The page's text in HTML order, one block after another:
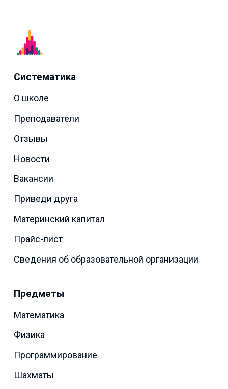
Систематика
О школе
Преподаватели
Отзывы
Новости
Вакансии
Приведи друга
Материнский капитал
Прайс-лист
Сведения об образовательной организации
Предметы
Математика
Физика
Программирование
Шахматы